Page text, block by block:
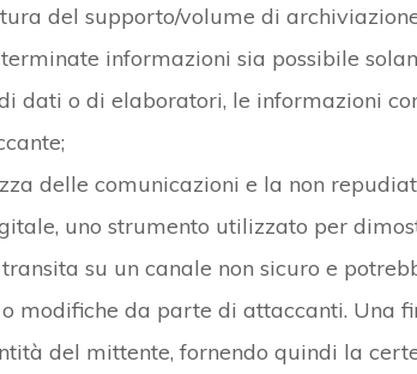
del supporto/volume di
informazioni sia possibile
dati o di elaboratori, le informazioni
delle comunicazioni e la non
uno strumento utilizzato per
su un canale non sicuro e
modifiche da parte di attaccanti. Una
del mittente, fornendo quindi la